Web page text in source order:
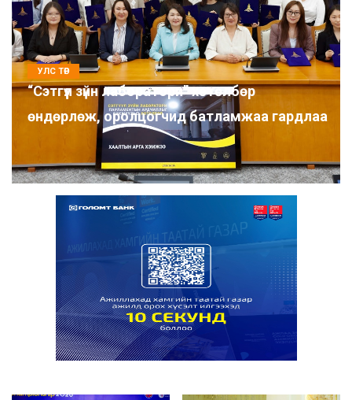
УЛС ТӨР
“Сэтгүүл зүйн лаборатори” хөтөлбөр
өндөрлөж, оролцогчид батламжаа гардлаа